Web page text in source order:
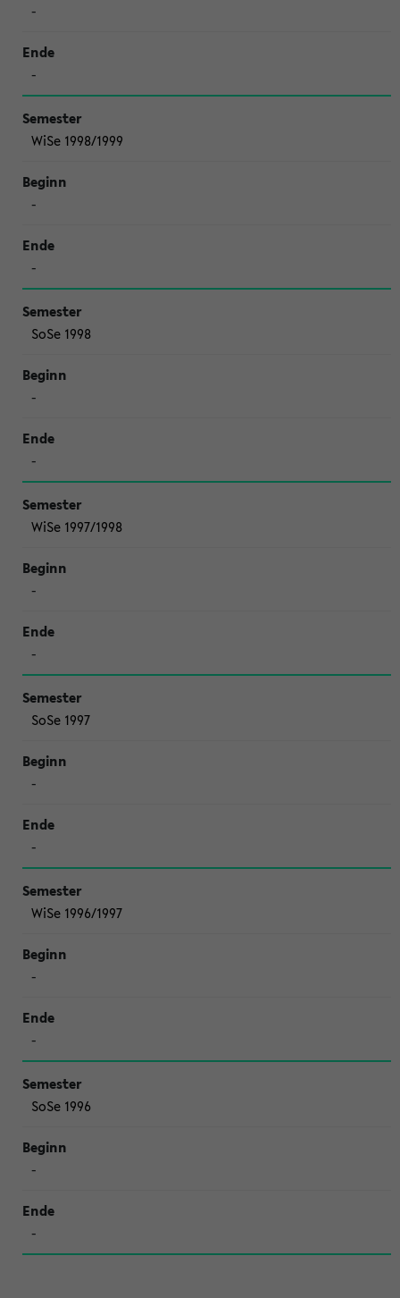
-
-
WiSe 1998/1999
-
-
SoSe 1998
-
-
WiSe 1997/1998
-
-
SoSe 1997
-
-
WiSe 1996/1997
-
-
SoSe 1996
-
-